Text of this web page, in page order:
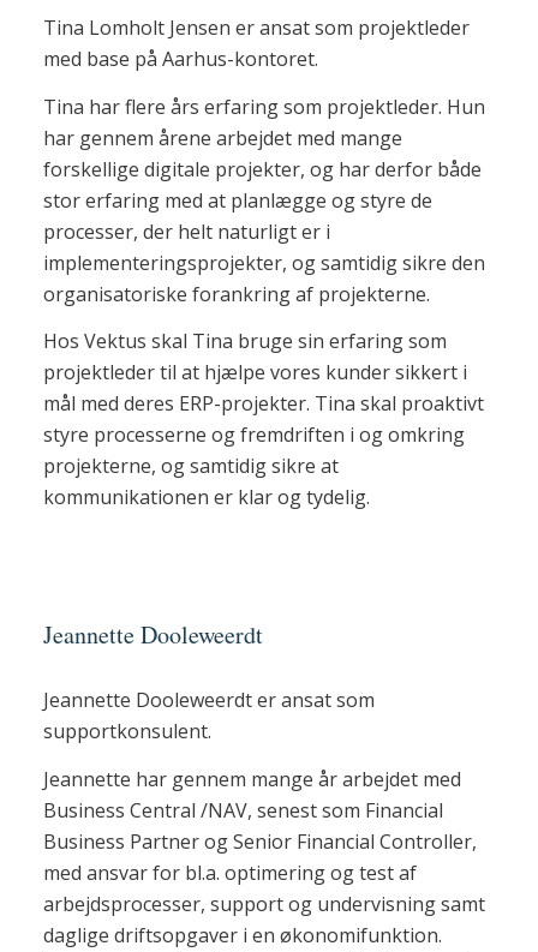
Tina Lomholt Jensen er ansat som projektleder
med base på Aarhus-kontoret.
Tina har flere års erfaring som projektleder. Hun
har gennem årene arbejdet med mange
forskellige digitale projekter, og har derfor både
stor erfaring med at planlægge og styre de
processer, der helt naturligt er i
implementeringsprojekter, og samtidig sikre den
organisatoriske forankring af projekterne.
Hos Vektus skal Tina bruge sin erfaring som
projektleder til at hjælpe vores kunder sikkert i
mål med deres ERP-projekter. Tina skal proaktivt
styre processerne og fremdriften i og omkring
projekterne, og samtidig sikre at
kommunikationen er klar og tydelig.
Jeannette Dooleweerdt
Jeannette Dooleweerdt er ansat som
supportkonsulent.
Jeannette har gennem mange år arbejdet med
Business Central /NAV, senest som Financial
Business Partner og Senior Financial Controller,
med ansvar for bl.a. optimering og test af
arbejdsprocesser, support og undervisning samt
daglige driftsopgaver i en økonomifunktion.